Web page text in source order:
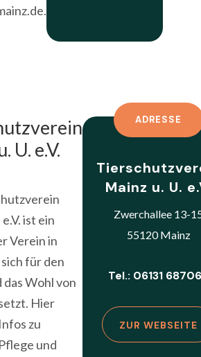
U. e.V.
ist ein
Verein in
für den
das Wohl von
Hier
zu
und
ADRESSE
Mainz u. U.
Zwerchallee 13-
55120 Mainz
Tel.: 06131
ZUR WEBSEITE